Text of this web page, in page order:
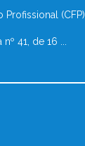
Profissional (CFP)
41, de 16 ...